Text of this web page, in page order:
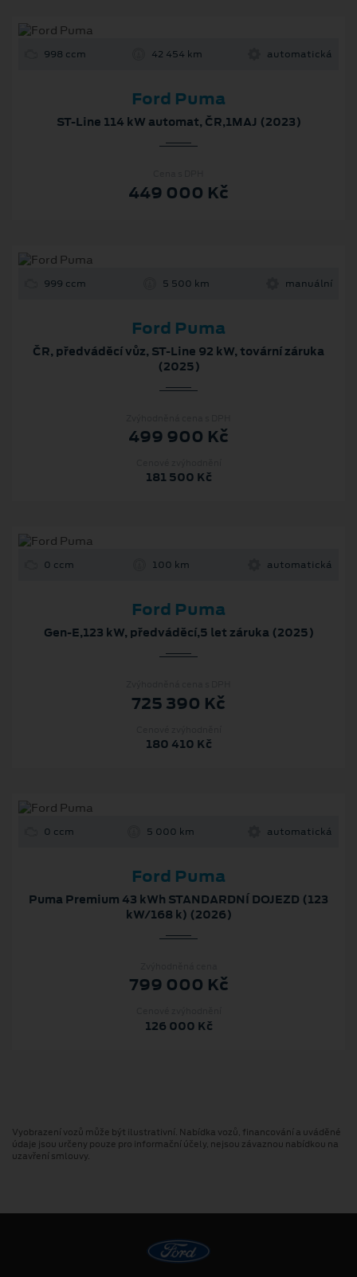
998 ccm 42 454 km automatická
Ford Puma
ST-Line 114 kW automat, ČR,1MAJ (2023)
449 000 Kč
999 ccm 5 500 km manuální
Ford Puma
ČR, předváděcí vůz, ST-Line 92 kW, tovární záruka
(2025)
499 900 Kč
181 500 Kč
0 ccm 100 km automatická
Ford Puma
Gen-E,123 kW, předváděcí,5 let záruka (2025)
725 390 Kč
180 410 Kč
0 ccm 5 000 km automatická
Ford Puma
Puma Premium 43 kWh STANDARDNÍ DOJEZD (123
kW/168 k) (2026)
799 000 Kč
126 000 Kč
Vyobrazení vozů může být ilustrativní. Nabídka vozů, financování a uváděné
údaje jsou určeny pouze pro informační účely, nejsou závaznou nabídkou na
uzavření smlouvy.